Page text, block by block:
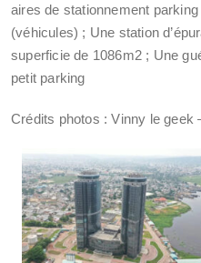
aires de stationnement parking
(véhicules) ; Une station
superficie de 1086m2 ; Une
petit parking
Crédits photos : Vinny le geek